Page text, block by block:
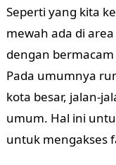
Seperti yang kita
mewah ada di
dengan
Pada umumnya
kota besar, jalan-
umum. Hal ini
untuk mengakses